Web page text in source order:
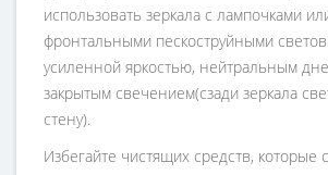
использовать зеркала с лампочками
фронтальными пескоструйными
усиленной яркостью, нейтральным
закрытым свечением(сзади зеркала
стену).
Избегайте чистящих средств, которые